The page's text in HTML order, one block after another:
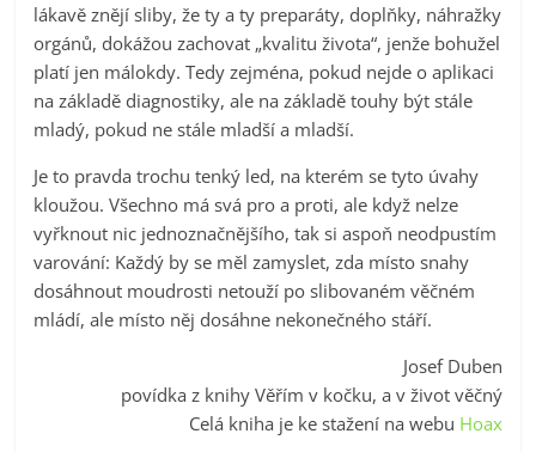
lákavě znějí sliby, že ty a ty preparáty, doplňky, náhražky
orgánů, dokážou zachovat „kvalitu života“, jenže bohužel
platí jen málokdy. Tedy zejména, pokud nejde o aplikaci
na základě diagnostiky, ale na základě touhy být stále
mladý, pokud ne stále mladší a mladší.
Je to pravda trochu tenký led, na kterém se tyto úvahy
kloužou. Všechno má svá pro a proti, ale když nelze
vyřknout nic jednoznačnějšího, tak si aspoň neodpustím
varování: Každý by se měl zamyslet, zda místo snahy
dosáhnout moudrosti netouží po slibovaném věčném
mládí, ale místo něj dosáhne nekonečného stáří.
Josef Duben
povídka z knihy Věřím v kočku, a v život věčný
Celá kniha je ke stažení na webu Hoax